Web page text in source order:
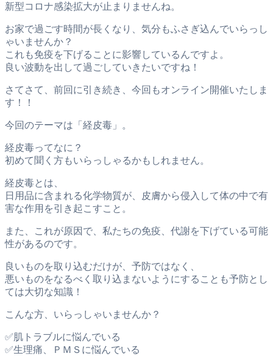
新型コロナ感染拡大が止まりませんね。
お家で過ごす時間が長くなり、気分もふさぎ込んでいらっし
ゃいませんか？
これも免疫を下げることに影響しているんですよ。
良い波動を出して過ごしていきたいですね！
さてさて、前回に引き続き、今回もオンライン開催いたしま
す！！
今回のテーマは「経皮毒」。
経皮毒ってなに？
初めて聞く方もいらっしゃるかもしれません。
経皮毒とは、
日用品に含まれる化学物質が、皮膚から侵入して体の中で有
害な作用を引き起こすこと。
また、これが原因で、私たちの免疫、代謝を下げている可能
性があるのです。
良いものを取り込むだけが、予防ではなく、
悪いものをなるべく取り込まないようにすることも予防とし
ては大切な知識！
こんな方、いらっしゃいませんか？
✅肌トラブルに悩んでいる
✅生理痛、ＰＭＳに悩んでいる